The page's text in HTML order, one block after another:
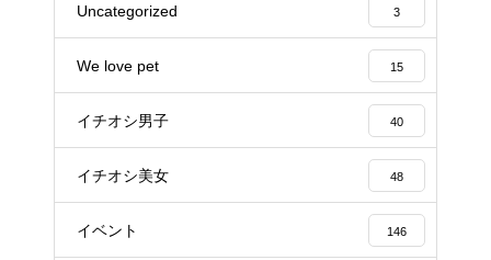
Uncategorized 3
We love pet 15
イチオシ男子 40
イチオシ美女 48
イベント 146